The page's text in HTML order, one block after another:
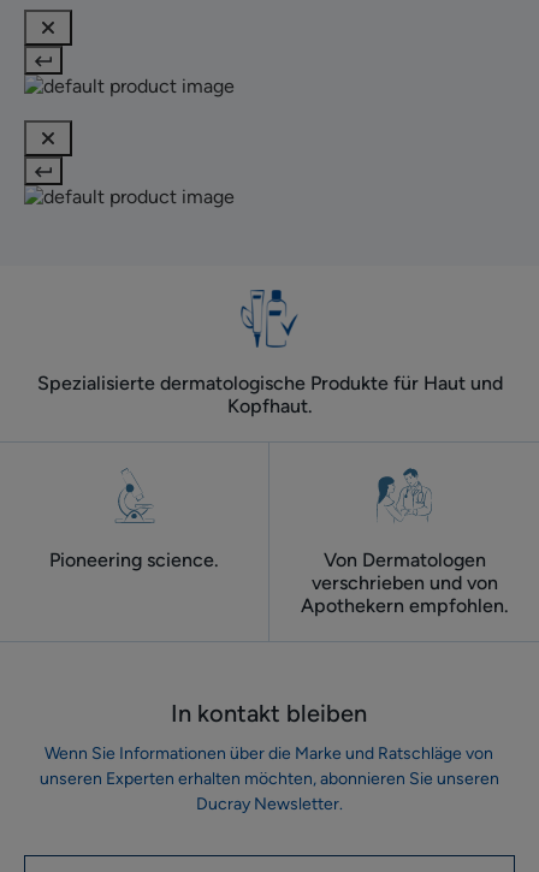
Spezialisierte dermatologische Produkte für Haut und
Kopfhaut.
Pioneering science.
Von Dermatologen
verschrieben und von
Apothekern empfohlen.
In kontakt bleiben
Wenn Sie Informationen über die Marke und Ratschläge von
unseren Experten erhalten möchten, abonnieren Sie unseren
Ducray Newsletter.